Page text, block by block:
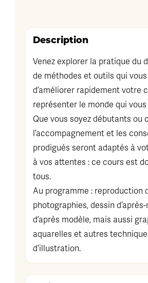
Description
Venez explorer la pratique du
de méthodes et outils qui
d’améliorer rapidement votre
représenter le monde qui
Que vous soyez débutants ou
l’accompagnement et les
prodigués seront adaptés à
à vos attentes : ce cours est
tous.
Au programme : reproduction
photographies, dessin
d’après modèle, mais aussi
aquarelles et autres
d’illustration.